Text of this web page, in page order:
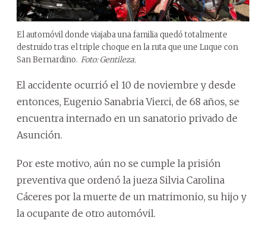
El automóvil donde viajaba una familia quedó totalmente
destruido tras el triple choque en la ruta que une Luque con
San Bernardino. Foto: Gentileza.
El accidente ocurrió el 10 de noviembre y desde
entonces, Eugenio Sanabria Vierci, de 68 años, se
encuentra internado en un sanatorio privado de
Asunción.
Por este motivo, aún no se cumple la prisión
preventiva que ordenó la jueza Silvia Carolina
Cáceres por la muerte de un matrimonio, su hijo y
la ocupante de otro automóvil.